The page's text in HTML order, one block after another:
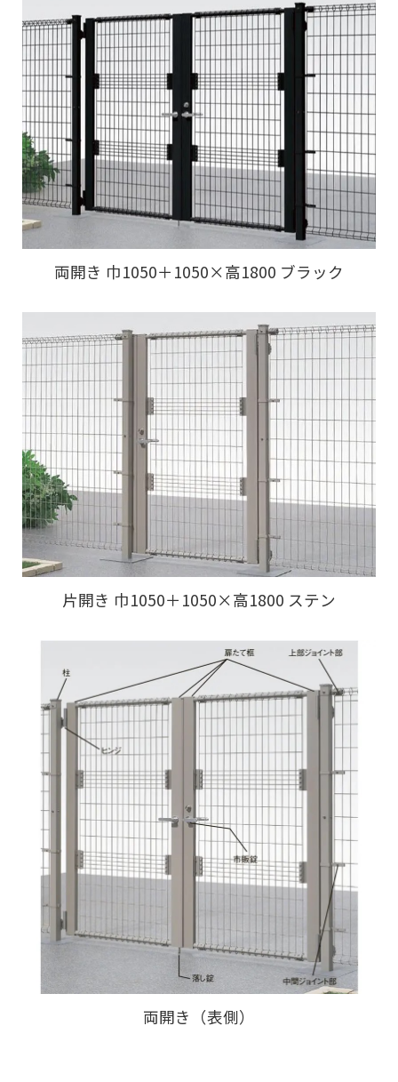
両開き 巾1050＋1050×高1800 ブラック
片開き 巾1050＋1050×高1800 ステン
両開き（表側）